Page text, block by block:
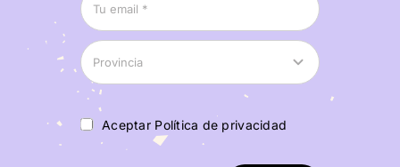
Aceptar Política de privacidad